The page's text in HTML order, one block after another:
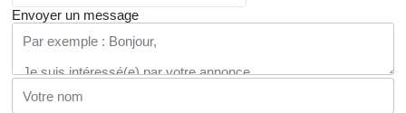
Envoyer un message